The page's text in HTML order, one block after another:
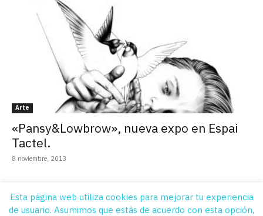
Arte
«Pansy&Lowbrow», nueva expo en Espai
Tactel.
8 noviembre, 2013
Quiénes Somos Contacto Suscripción Aviso legal Publicidad
Esta página web utiliza cookies para mejorar tu experiencia
de usuario. Asumimos que estás de acuerdo con esta opción,